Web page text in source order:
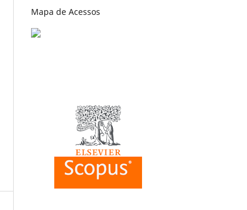
Mapa de Acessos